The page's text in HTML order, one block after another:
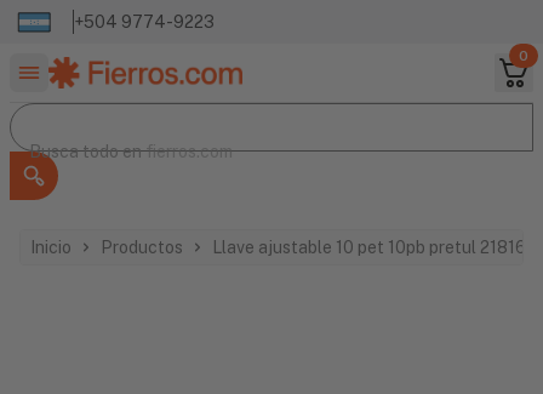
+504 9774-9223
0
Buscar productos
Busca todo en
Busca todo enfierros.com
Inicio Productos Llave ajustable 10 pet 10pb pretul 21816